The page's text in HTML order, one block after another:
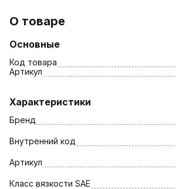
О товаре
Основные
Код товара
Артикул
Характеристики
Бренд
Внутренний код
Артикул
Класс вязкости SAE